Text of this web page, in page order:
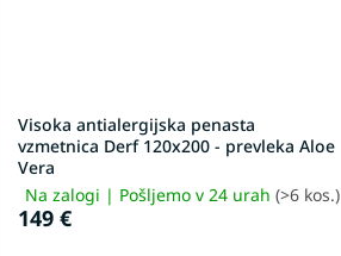
Visoka antialergijska penasta
vzmetnica Derf 120x200 - prevleka Aloe
Vera
Na zalogi | Pošljemo v 24 urah(>6 kos.)
149 €